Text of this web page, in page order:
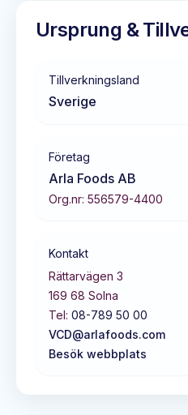
Ursprung &
Tillverkningsland
Sverige
Företag
Arla Foods AB
Org.nr: 556579-4400
Kontakt
Rättarvägen 3
169 68 Solna
Tel: 08-789 50 00
VCD@arlafoods.com
Besök webbplats